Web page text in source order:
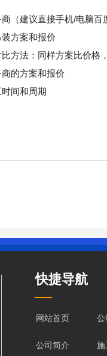
商（建议直接手机/电脑百
装方案和报价
比方法：同样方案比价格
商的方案和报价
间和周期
快捷导航
网站首页
公司简介
公
施